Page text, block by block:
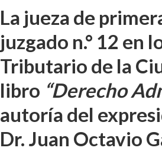
La jueza de
juzgado n.° 12 en
Tributario de la
libro “Derecho
autoría del
Dr. Juan Octavio